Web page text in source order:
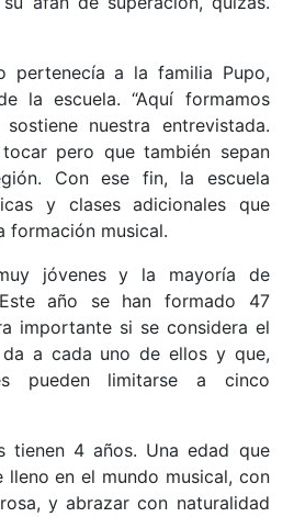
pertenecía a la familia Pupo,
la escuela. “Aquí formamos
sostiene nuestra entrevistada.
pero que también sepan
Con ese fin, la escuela
y clases adicionales que
formación musical.
jóvenes y la mayoría de
año se han formado 47
importante si se considera el
a cada uno de ellos y que,
pueden limitarse a cinco
tienen 4 años. Una edad que
lleno en el mundo musical, con
y abrazar con naturalidad